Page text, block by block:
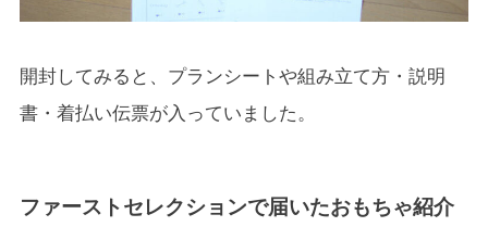
開封してみると、プランシートや組み立て方・説明
書・着払い伝票が入っていました。
ファーストセレクションで届いたおもちゃ紹介